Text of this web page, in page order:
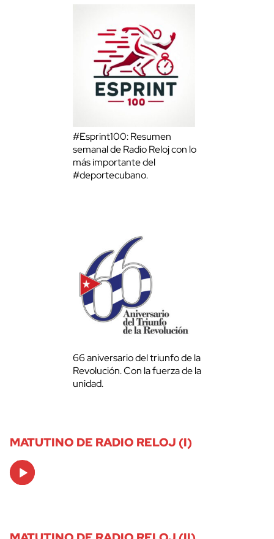
#Esprint100: Resumen
semanal de Radio Reloj con lo
más importante del
#deportecubano.
66 aniversario del triunfo de la
Revolución. Con la fuerza de la
unidad.
MATUTINO DE RADIO RELOJ (I)
Audio
Player